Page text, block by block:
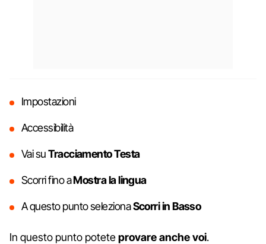
Impostazioni
Accessibilità
Vai suTracciamento Testa
Scorri fino aMostra la lingua
A questo punto selezionaScorri in Basso
In questo punto poteteprovare anche voi.